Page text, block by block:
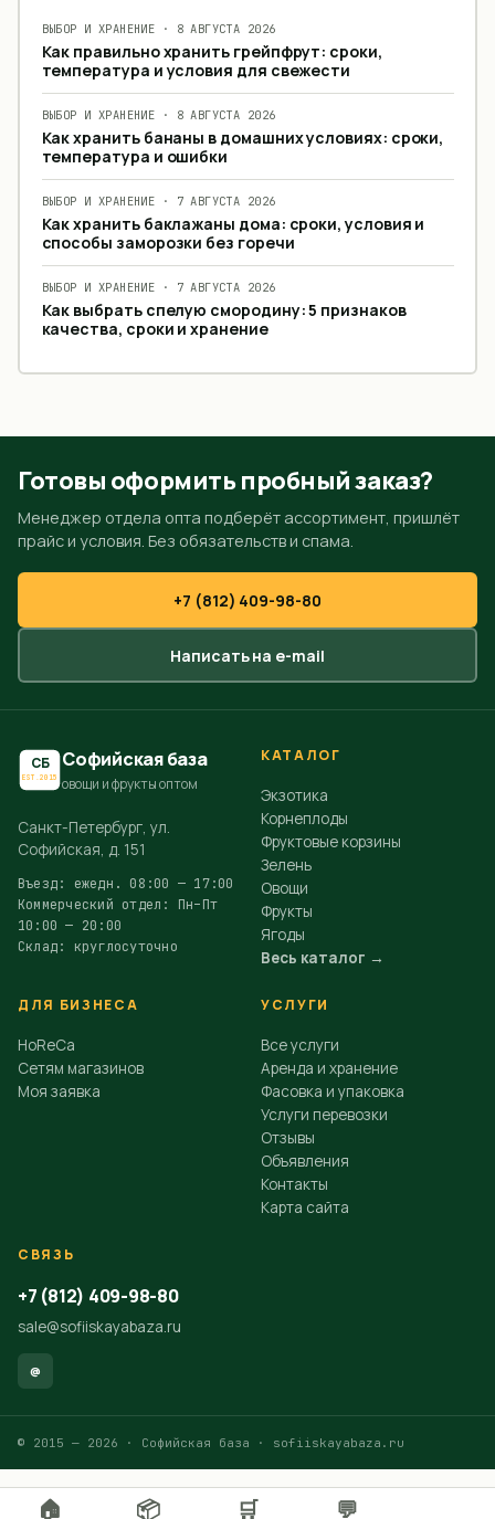
ВЫБОР И ХРАНЕНИЕ · 8 АВГУСТА 2026
Как правильно хранить грейпфрут: сроки,
температура и условия для свежести
ВЫБОР И ХРАНЕНИЕ · 8 АВГУСТА 2026
Как хранить бананы в домашних условиях: сроки,
температура и ошибки
ВЫБОР И ХРАНЕНИЕ · 7 АВГУСТА 2026
Как хранить баклажаны дома: сроки, условия и
способы заморозки без горечи
ВЫБОР И ХРАНЕНИЕ · 7 АВГУСТА 2026
Как выбрать спелую смородину: 5 признаков
качества, сроки и хранение
Готовы оформить пробный заказ?
Менеджер отдела опта подберёт ассортимент, пришлёт
прайс и условия. Без обязательств и спама.
+7 (812) 409-98-80
Написать на e-mail
СБ
EST.2015
Софийская база
овощи и фрукты оптом
Санкт-Петербург, ул.
Софийская, д. 151
Въезд: ежедн. 08:00 — 17:00
Коммерческий отдел: Пн–Пт
10:00 — 20:00
Склад: круглосуточно
КАТАЛОГ
Экзотика
Корнеплоды
Фруктовые корзины
Зелень
Овощи
Фрукты
Ягоды
Весь каталог →
ДЛЯ БИЗНЕСА
HoReCa
Сетям магазинов
Моя заявка
УСЛУГИ
Все услуги
Аренда и хранение
Фасовка и упаковка
Услуги перевозки
Отзывы
Объявления
Контакты
Карта сайта
СВЯЗЬ
+7 (812) 409-98-80
sale@sofiiskayabaza.ru
@
© 2015 — 2026 · Софийская база · sofiiskayabaza.ru
🏠 📦 🛒 💬